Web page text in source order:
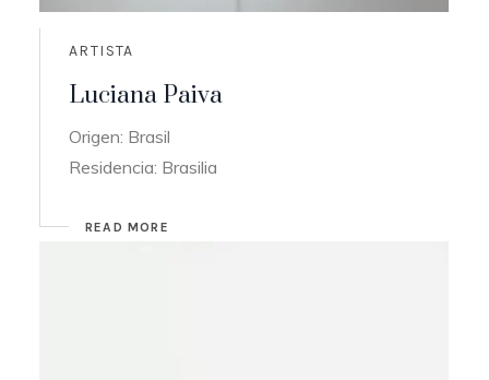
ARTISTA
Luciana Paiva
Origen: Brasil
Residencia: Brasilia
READ MORE